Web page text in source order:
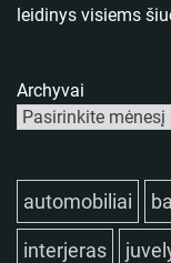
leidinys visiems
Archyvai
automobiliai
interjeras